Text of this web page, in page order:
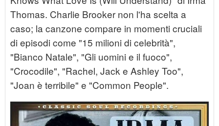
Thomas. Charlie Brooker non l'ha scelta a
caso; la canzone compare in momenti cruciali
di episodi come "15 milioni di celebrità",
"Bianco Natale", "Gli uomini e il fuoco",
"Crocodile", "Rachel, Jack e Ashley Too",
"Joan è terribile" e "Common People".